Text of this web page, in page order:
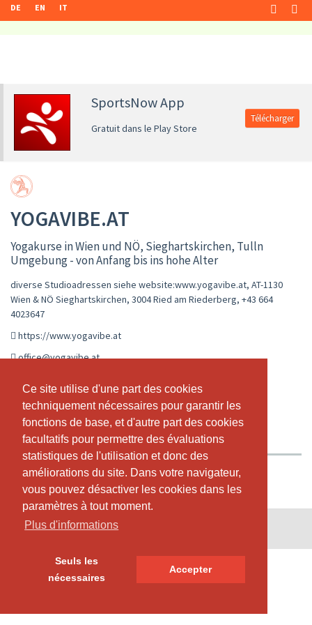
Ce site utilise d'une part des cookies
techniquement nécessaires pour garantir les
fonctions de base, et d'autre part des cookies
facultatifs pour permettre des évaluations
statistiques de l'utilisation et donc des
améliorations du site. Dans votre navigateur,
vous pouvez désactiver les cookies dans les
paramètres à tout moment.
Plus d'informations
Seuls les
nécessaires
Accepter
Ce site utilise d'une part des cookies
techniquement nécessaires pour garantir les
fonctions de base, et d'autre part des cookies
facultatifs pour permettre des évaluations
statistiques de l'utilisation et donc des
améliorations du site. Dans votre navigateur,
vous pouvez désactiver les cookies dans les
paramètres à tout moment.
Plus d'informations
Seuls les
nécessaires
Accepter
DE EN IT
SportsNow App
Gratuit dans le Play Store
Télécharger
YOGAVIBE.AT
Yogakurse in Wien und NÖ, Sieghartskirchen, Tulln
Umgebung - von Anfang bis ins hohe Alter
diverse Studioadressen siehe website:www.yogavibe.at, AT-1130
Wien & NÖ Sieghartskirchen, 3004 Ried am Riederberg, +43 664
4023647
https://www.yogavibe.at
office@yogavibe.at
CALENDRIER EN DIRECT
HORAIRE
ABONNEMENTS ET PRIX
A PROPOS DE NOUS
NOTRE TEAM
© SportsNow® 2026. Le logiciel suisse pour ton studio.